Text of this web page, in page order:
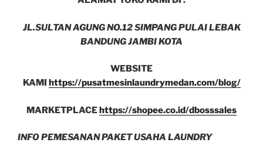
JL.SULTAN AGUNG NO.12 SIMPANG PULAI LEBAK
BANDUNG JAMBI KOTA
WEBSITE
KAMI
https://pusatmesinlaundrymedan.com/blog/
MARKETPLACEhttps://shopee.co.id/dbosssales
INFO PEMESANAN PAKET USAHA LAUNDRY